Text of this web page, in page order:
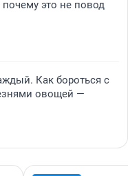
это не повод
Как бороться с
овощей —